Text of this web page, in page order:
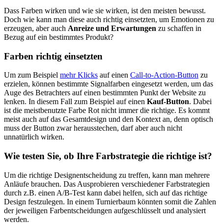
Dass Farben wirken und wie sie wirken, ist den meisten bewusst.
Doch wie kann man diese auch richtig einsetzten, um Emotionen zu
erzeugen, aber auch Anreize und Erwartungen zu schaffen in
Bezug auf ein bestimmtes Produkt?
Farben richtig einsetzten
Um zum Beispiel mehr Klicks auf einen Call-to-Action-Button zu
erzielen, können bestimmte Signalfarben eingesetzt werden, um das
Auge des Betrachters auf einen bestimmten Punkt der Website zu
lenken. In diesem Fall zum Beispiel auf einen Kauf-Button. Dabei
ist die meistbenutzte Farbe Rot nicht immer die richtige. Es kommt
meist auch auf das Gesamtdesign und den Kontext an, denn optisch
muss der Button zwar herausstechen, darf aber auch nicht
unnatürlich wirken.
Wie testen Sie, ob Ihre Farbstrategie die richtige ist?
Um die richtige Designentscheidung zu treffen, kann man mehrere
Anläufe brauchen. Das Ausprobieren verschiedener Farbstrategien
durch z.B. einen A/B-Test kann dabei helfen, sich auf das richtige
Design festzulegen. In einem Turnierbaum könnten somit die Zahlen
der jeweiligen Farbentscheidungen aufgeschlüsselt und analysiert
werden.